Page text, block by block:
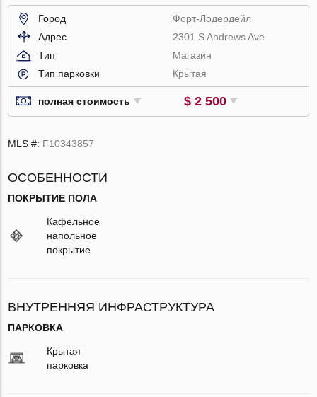
Город
Форт-Лодердейл
Адрес
2301 S Andrews Ave
Тип
Магазин
Тип парковки
Крытая
полная стоимость $ 2 500
MLS #: F10343857
ОСОБЕННОСТИ
ПОКРЫТИЕ ПОЛА
Кафельное
напольное
покрытие
ВНУТРЕННЯЯ ИНФРАСТРУКТУРА
ПАРКОВКА
Крытая
парковка